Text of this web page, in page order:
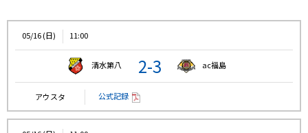
05/16 (日) 11:00
清水第八 2-3 ac福島
アウスタ 公式記録